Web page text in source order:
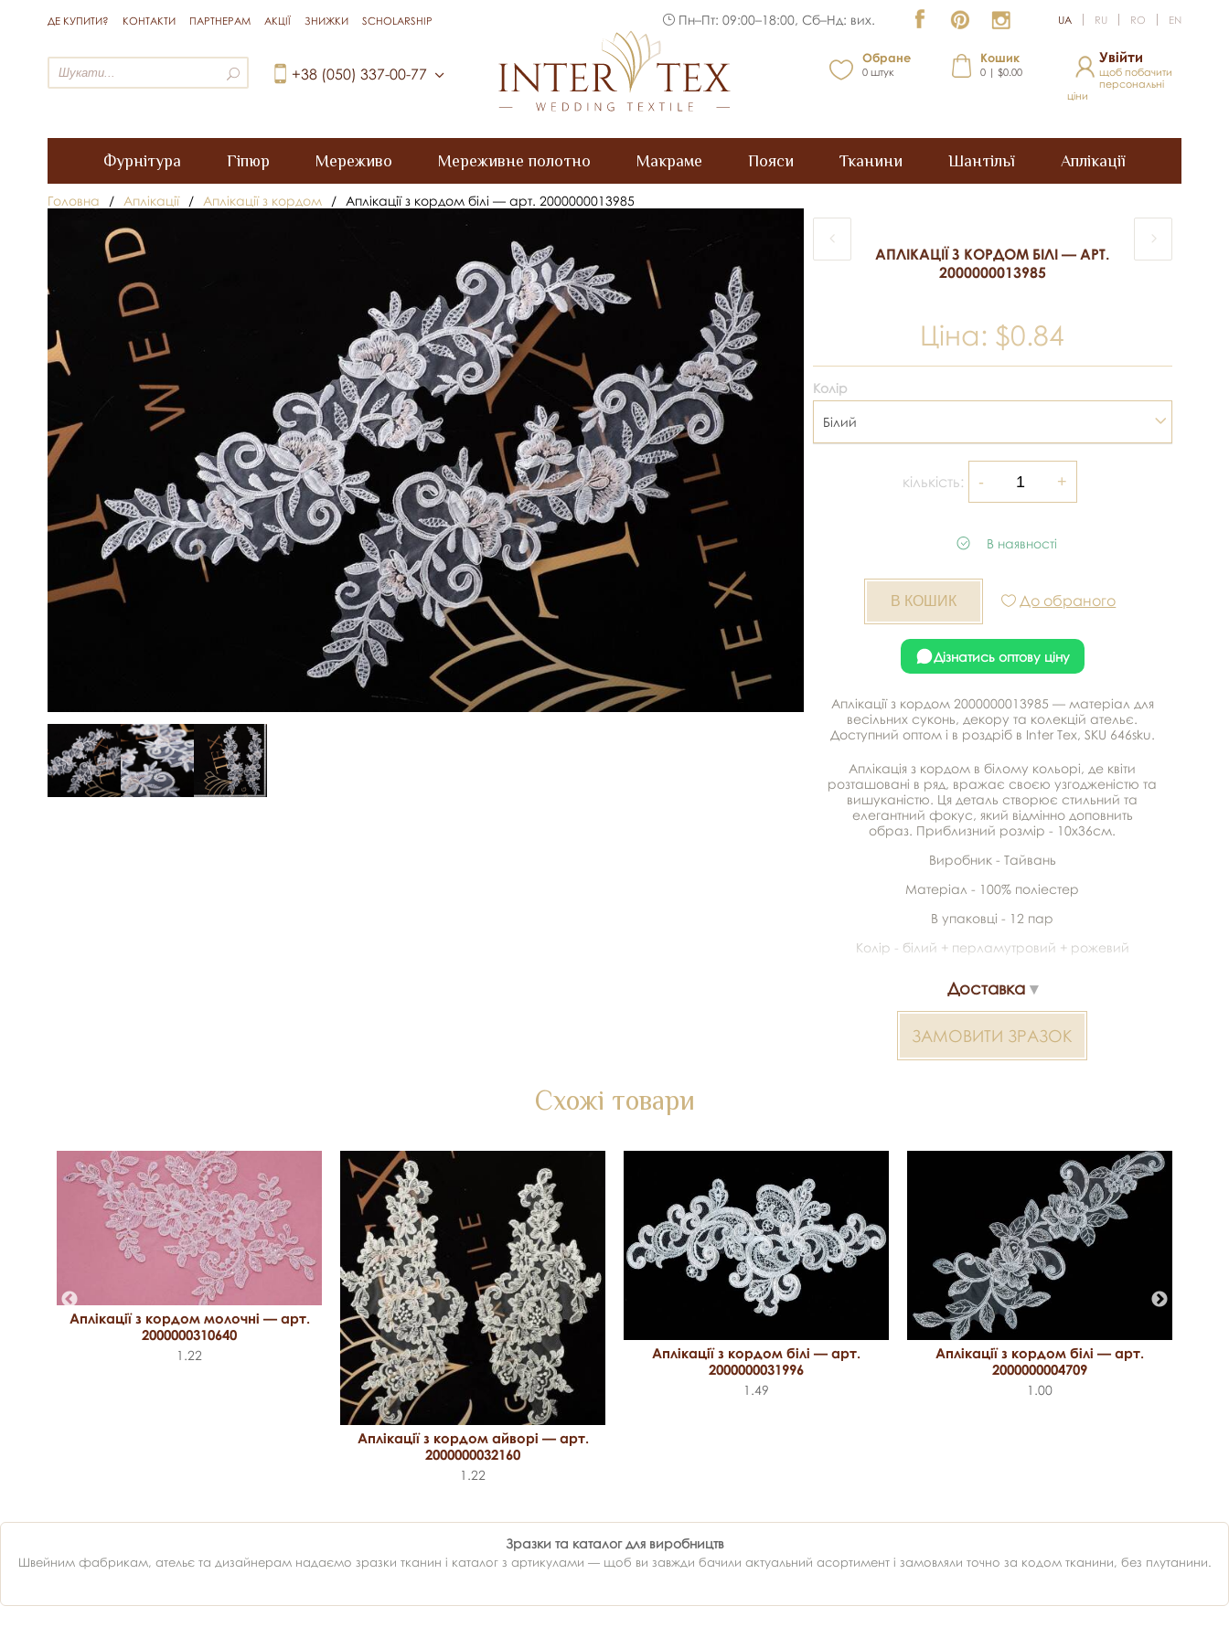
ДЕ КУПИТИ? КОНТАКТИ ПАРТНЕРАМ АКЦІЇ ЗНИЖКИ SCHOLARSHIP Пн–Пт: 09:00–18:00, Сб–Нд: вих. UA RU RO EN
+38 (050) 337-00-77
Обране
0 штук
Кошик
0 | $0.00
Увійти
щоб побачити
персональні
ціни
Фурнітура Гіпюр Мереживо Мереживне полотно Макраме Пояси Тканини Шантільї Аплікації
Головна / Аплікації / Аплікації з кордом / Аплікації з кордом білі — арт. 2000000013985
АПЛІКАЦІЇ З КОРДОМ БІЛІ — АРТ.
2000000013985
Ціна: $0.84
Колір
Білий
кількість:
В наявності
До обраного
Дізнатись оптову ціну
Аплікації з кордом 2000000013985 — матеріал для
весільних суконь, декору та колекцій ательє.
Доступний оптом і в роздріб в Inter Tex, SKU 646sku.
Аплікація з кордом в білому кольорі, де квіти
розташовані в ряд, вражає своєю узгодженістю та
вишуканістю. Ця деталь створює стильний та
елегантний фокус, який відмінно доповнить
образ. Приблизний розмір - 10х36см.
Виробник - Тайвань
Матеріал - 100% поліестер
В упаковці - 12 пар
Колір - білий + перламутровий + рожевий
Доставка
ЗАМОВИТИ ЗРАЗОК
Схожі товари
Аплікації з кордом молочні — арт.
2000000310640
1.22
Аплікації з кордом айворі — арт.
2000000032160
1.22
Аплікації з кордом білі — арт.
2000000031996
1.49
Аплікації з кордом білі — арт.
2000000004709
1.00
Зразки та каталог для виробництв
Швейним фабрикам, ательє та дизайнерам надаємо зразки тканин і каталог з артикулами — щоб ви завжди бачили актуальний асортимент і замовляли точно за кодом тканини, без плутанини.